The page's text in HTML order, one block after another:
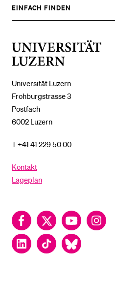
Universität Luzern
Frohburgstrasse 3
Postfach
6002 Luzern
T +41 41 229 50 00
Kontakt
Lageplan
FacebookTwitter YouTubeInstagram
LinkedInTikTok Bluesky
UNTERMENÜ
EINFACH FINDEN
ZEIGE
DAS